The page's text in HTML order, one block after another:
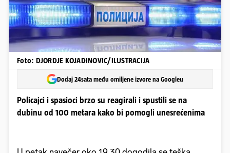
Foto: DJORDJE KOJADINOVIC/ILUSTRACIJA
Dodaj 24sata među omiljene izvore na Googleu
Policajci i spasioci brzo su reagirali i spustili se na
dubinu od 100 metara kako bi pomogli unesrećenima